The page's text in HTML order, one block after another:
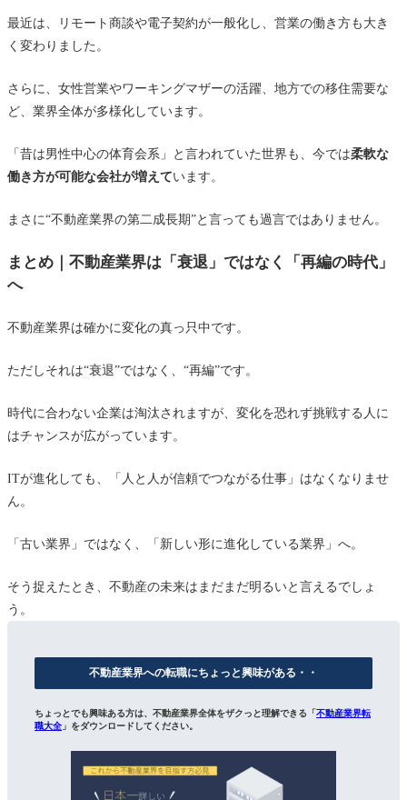
最近は、リモート商談や電子契約が一般化し、営業の働き方も大き
く変わりました。
さらに、女性営業やワーキングマザーの活躍、地方での移住需要な
ど、業界全体が多様化しています。
「昔は男性中心の体育会系」と言われていた世界も、今では柔軟な
働き方が可能な会社が増えています。
まさに“不動産業界の第二成長期”と言っても過言ではありません。
まとめ｜不動産業界は「衰退」ではなく「再編の時代」
へ
不動産業界は確かに変化の真っ只中です。
ただしそれは“衰退”ではなく、“再編”です。
時代に合わない企業は淘汰されますが、変化を恐れず挑戦する人に
はチャンスが広がっています。
ITが進化しても、「人と人が信頼でつながる仕事」はなくなりませ
ん。
「古い業界」ではなく、「新しい形に進化している業界」へ。
そう捉えたとき、不動産の未来はまだまだ明るいと言えるでしょ
う。
不動産業界への転職にちょっと興味がある・・
ちょっとでも興味ある方は、不動産業界全体をザクっと理解できる「不動産業界転
職大全 」をダウンロードしてください。